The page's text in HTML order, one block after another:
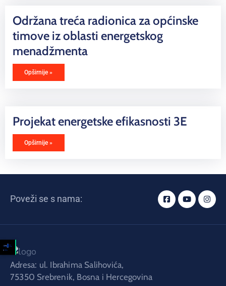
Vijeće
O
Srebreniku
Javne
Nabavke
Uprava
Kontakt
Održana treća radionica za općinske
timove iz oblasti energetskog
menadžmenta
Opširnije »
Projekat energetske efikasnosti 3E
Opširnije »
Poveži se s nama:
Adresa: ul. Ibrahima Salihovića,
75350 Srebrenik, Bosna i Hercegovina